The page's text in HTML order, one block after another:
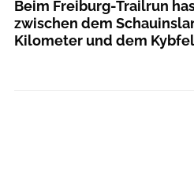
Beim Freiburg-Trailrun
zwischen dem
Kilometer und dem